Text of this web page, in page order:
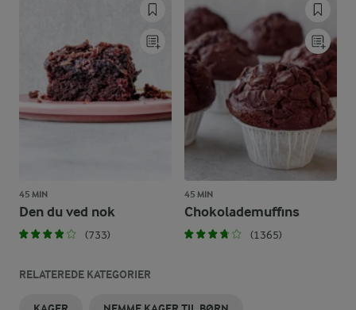
45 MIN
Den du ved nok
(733)
45 MIN
Chokolademuffins
(1365)
RELATEREDE KATEGORIER